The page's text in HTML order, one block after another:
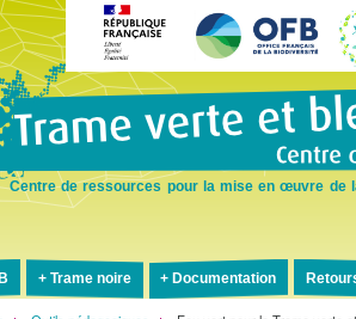
au
contenu
Centre de ressources pour la mise en œuvre de
Trame noire Documentation